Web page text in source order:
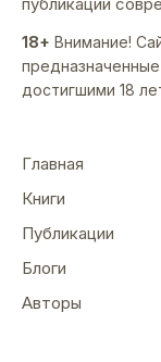
публикации
18+ Внимание!
достигшими 18
Главная
Книги
Публикации
Блоги
Авторы